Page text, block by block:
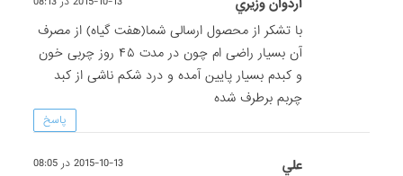
با تشکر از محصول ارسالی شما(هفت گیاه) از مصرف
آن بسیار راضی ام چون در مدت ۴۵ روز چربی خون
و کبدم بسیار پایین آمده و درد شکم ناشی از کبد
چربم برطرف شده
پاسخ
علي 2015-10-13 در 08:05